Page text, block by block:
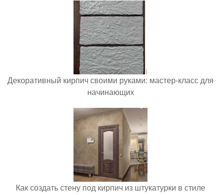
Декоративный кирпич своими руками: мастер-класс для
начинающих
Как создать стену под кирпич из штукатурки в стиле